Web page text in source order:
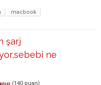
macbook
şarj
ne
(140 puan)